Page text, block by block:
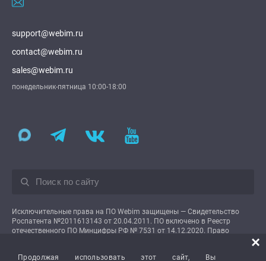
support@webim.ru
contact@webim.ru
sales@webim.ru
понедельник-пятница 10:00-18:00
Исключительные права на ПО Webim защищены — Свидетельство
Роспатента №2011613143 от 20.04.2011. ПО включено в Реестр
отечественного ПО Минцифры РФ № 7531 от 14.12.2020. Право
использования предоставляется пользователям на условиях простой×
Продолжая использовать этот сайт, Вы